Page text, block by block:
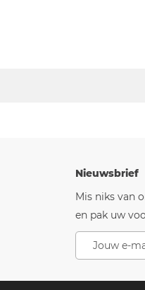
Nieuwsbrief
Mis niks van
en pak uw